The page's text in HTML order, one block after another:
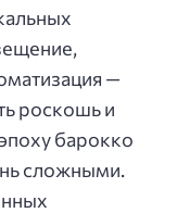
—
роскошь и
барокко
сложными.